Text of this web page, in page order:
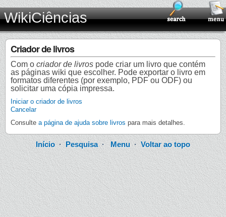
WikiCiências
Criador de livros
Com o criador de livros pode criar um livro que contém
as páginas wiki que escolher. Pode exportar o livro em
formatos diferentes (por exemplo, PDF ou ODF) ou
solicitar uma cópia impressa.
Iniciar o criador de livros
Cancelar
Consulte a página de ajuda sobre livros para mais detalhes.
Início· Pesquisa·Menu · Voltar ao topo